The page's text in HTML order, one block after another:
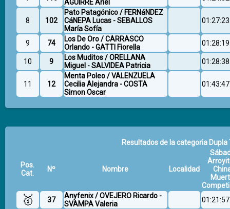
AGUIRRE Ariel
8 102
Pato Patagónico / FERNáNDEZ
CáNEPA Lucas - SEBALLOS
María Sofía
9 74
Los De Oro / CARRASCO
Orlando - GATTI Fiorella
10 9
Los Muditos / ORELLANA
Miguel - SALVIDEA Patricia
11 12
Menta Poleo / VALENZUELA
Cecilia Alejandra - COSTA
Simon Oscar
Resultados de la categoria
Pos.
Cat.
Nº Nombre Localidad
🥇 37
Anyfenix / OVEJERO Ricardo -
SVAMPA Valeria